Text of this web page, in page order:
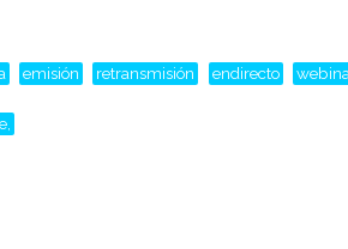
emisión retransmisión endirecto